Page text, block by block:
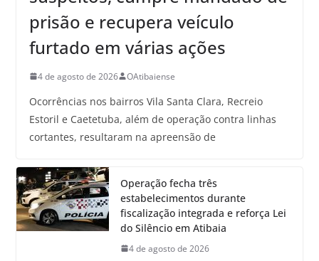
prisão e recupera veículo
furtado em várias ações
4 de agosto de 2026 OAtibaiense
Ocorrências nos bairros Vila Santa Clara, Recreio
Estoril e Caetetuba, além de operação contra linhas
cortantes, resultaram na apreensão de
Operação fecha três
estabelecimentos durante
fiscalização integrada e reforça Lei
do Silêncio em Atibaia
4 de agosto de 2026